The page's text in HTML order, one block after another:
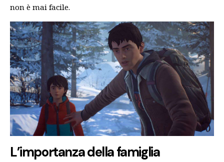
non è mai facile.
L’importanza della famiglia